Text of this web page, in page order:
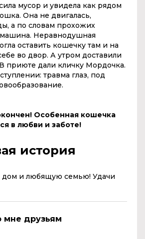
мусор и увидела как рядом
Она не двигалась,
а по словам прохожих
Неравнодушная
оставить кошечку там и на
во двор. А утром доставили
приюте дали кличку Мордочка.
травма глаз, под
Особенная кошечка
в любви и заботе!
история
и любящую семью! Удачи
мне друзьям